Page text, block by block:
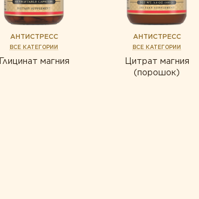
АНТИСТРЕСС
ВСЕ КАТЕГОРИИ
Глицинат магния
АНТИСТРЕСС
ВСЕ КАТЕГОРИИ
Цитрат магния
(порошок)